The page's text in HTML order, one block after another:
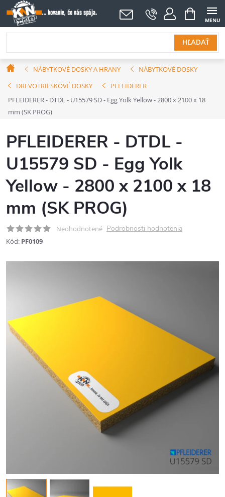
Prejsť
na
obsah
HĽADAŤ
NÁKUPNÝ
KOŠÍK
DomovNÁBYTKOVÉ DOSKY A HRANY
NÁBYTKOVÉ DOSKY
DREVOTRIESKOVÉ DOSKY
PFLEIDERER
PFLEIDERER - DTDL - U15579 SD - Egg Yolk Yellow - 2800 x 2100 x 18
mm (SK PROG)
PFLEIDERER - DTDL -
U15579 SD - Egg Yolk
Yellow - 2800 x 2100 x 18
mm (SK PROG)
Neohodnotené Podrobnosti hodnotenia
Kód: PF0109